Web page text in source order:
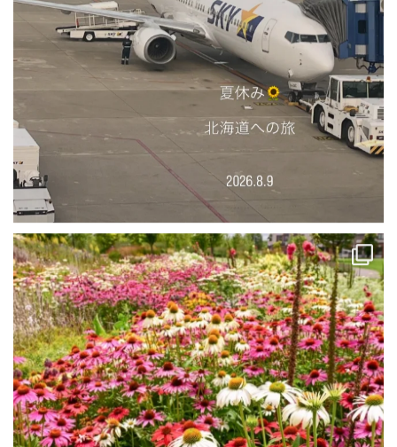
先週の恵庭市「はなふる」。北海道新千歳空港から車で30分ほど北にある恵
庭の道の駅「花ロードえにわ」に...
73 1